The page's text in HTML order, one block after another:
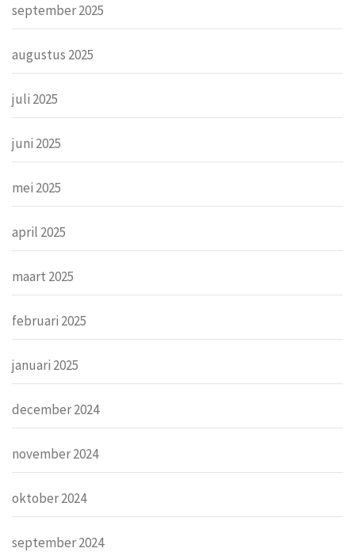
september 2025
augustus 2025
juli 2025
juni 2025
mei 2025
april 2025
maart 2025
februari 2025
januari 2025
december 2024
november 2024
oktober 2024
september 2024